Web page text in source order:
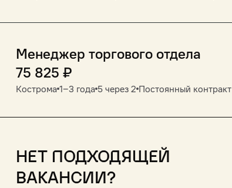
Менеджер торгового отдела
75 825 ₽
Кострома 1‒3 года 5 через 2 Постоянный контракт
Нет подходящей
вакансии?